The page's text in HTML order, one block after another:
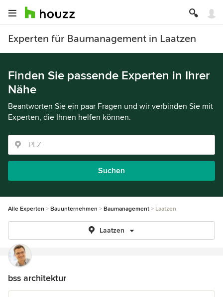
Experten für Baumanagement in Laatzen
Finden Sie passende Experten in Ihrer
Nähe
Beantworten Sie ein paar Fragen und wir verbinden Sie mit
Experten, die Ihnen helfen können.
Suchen
Alle Experten Bauunternehmen Baumanagement Laatzen
Laatzen
bss architektur